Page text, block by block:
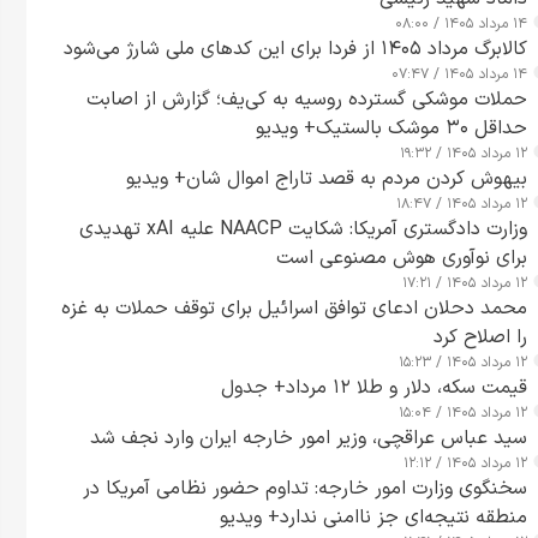
۱۴ مرداد ۱۴۰۵ / ۰۸:۰۰
کالابرگ مرداد ۱۴۰۵ از فردا برای این کدهای ملی شارژ می‌شود
۱۴ مرداد ۱۴۰۵ / ۰۷:۴۷
حملات موشکی گسترده روسیه به کی‌یف؛ گزارش از اصابت
حداقل ۳۰ موشک بالستیک+ ویدیو
۱۲ مرداد ۱۴۰۵ / ۱۹:۳۲
بیهوش کردن مردم به قصد تاراج اموال شان+ ویدیو
۱۲ مرداد ۱۴۰۵ / ۱۸:۴۷
وزارت دادگستری آمریکا: شکایت NAACP علیه xAI تهدیدی
برای نوآوری هوش مصنوعی است
۱۲ مرداد ۱۴۰۵ / ۱۷:۲۱
محمد دحلان ادعای توافق اسرائیل برای توقف حملات به غزه
را اصلاح کرد
۱۲ مرداد ۱۴۰۵ / ۱۵:۲۳
قیمت سکه، دلار و طلا ۱۲ مرداد+ جدول
۱۲ مرداد ۱۴۰۵ / ۱۵:۰۴
سید عباس عراقچی، وزیر امور خارجه ایران وارد نجف شد
۱۲ مرداد ۱۴۰۵ / ۱۲:۱۲
سخنگوی وزارت امور خارجه: تداوم حضور نظامی آمریکا در
منطقه نتیجه‌ای جز ناامنی ندارد+ ویدیو